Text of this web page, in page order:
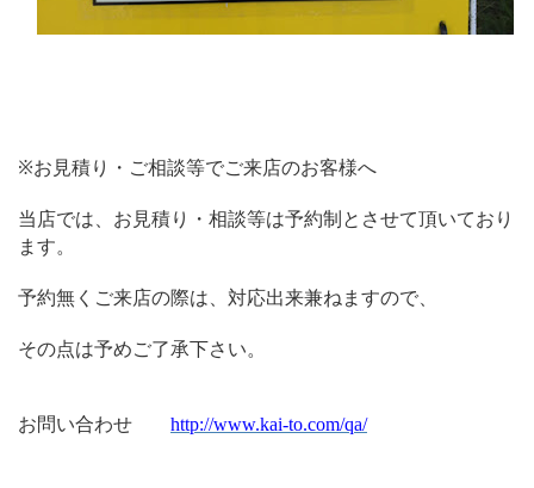
※お見積り・ご相談等でご来店のお客様へ
当店では、お見積り・相談等は予約制とさせて頂いており
ます。
予約無くご来店の際は、対応出来兼ねますので、
その点は予めご了承下さい。
お問い合わせ http://www.kai-to.com/qa/